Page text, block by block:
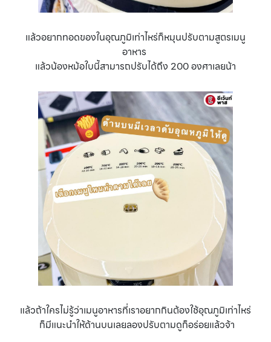
แล้วอยากทอดของในอุณภูมิเท่าไหร่ก็หมุนปรับตามสูตรเมนู
อาหาร
แล้วน้องหม้อใบนี้สามารถปรับได้ถึง 200 องศาเลยน้า
แล้วถ้าใครไม่รู้ว่าเมนูอาหารที่เราอยากกินต้องใช้อุณภูมิเท่าไหร่
ก็มีแนะนำให้ด้านบนเลยลองปรับตามดูก็อร่อยแล้วจ้า